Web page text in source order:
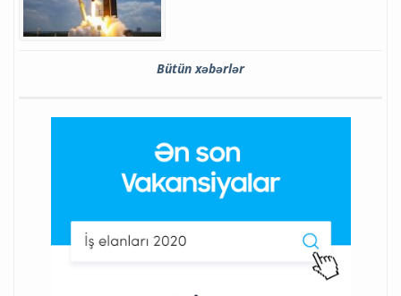
Bütün xəbərlər